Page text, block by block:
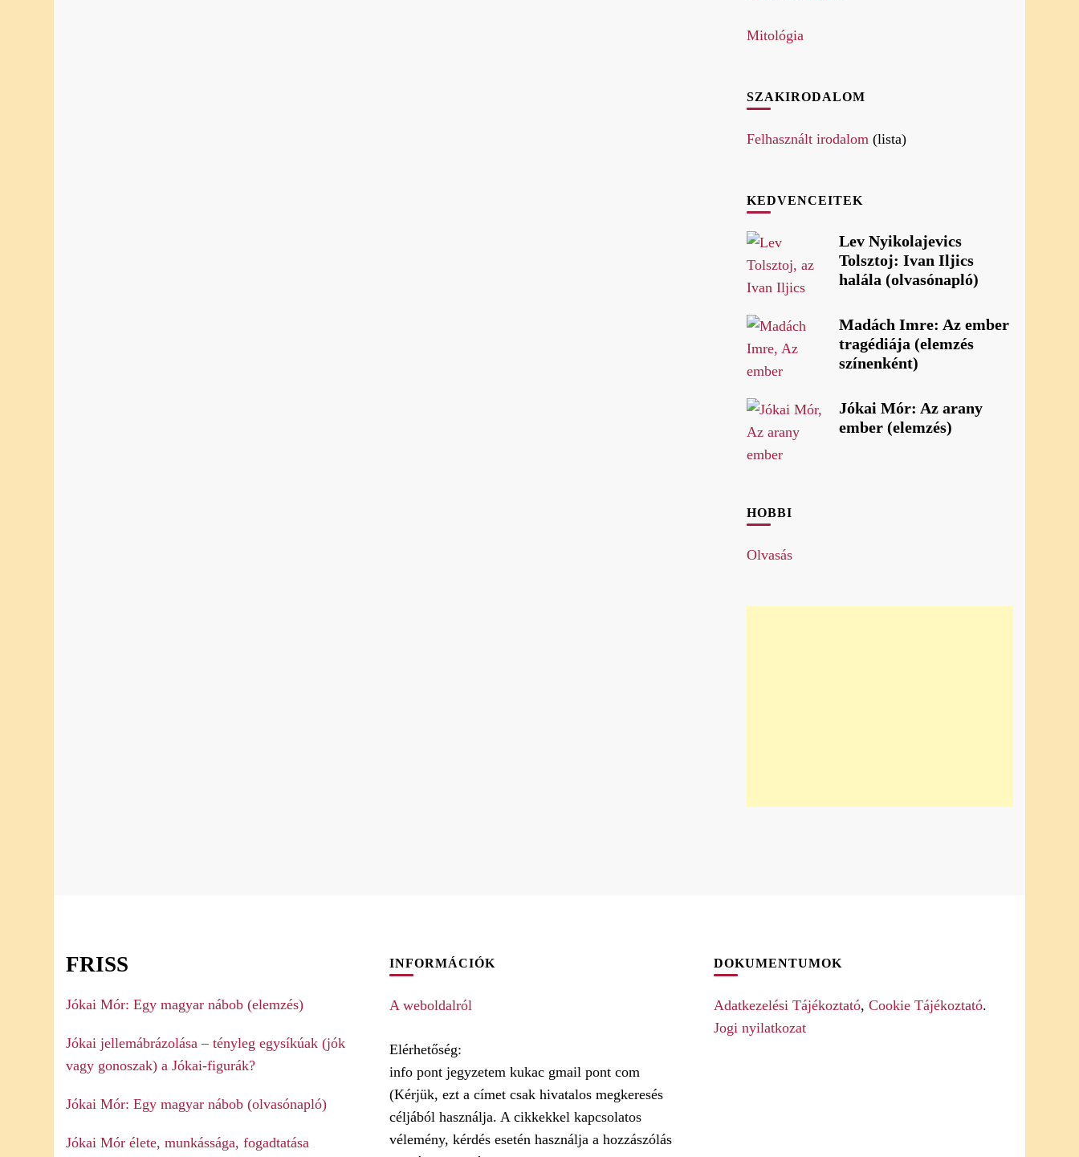
Mitológia
SZAKIRODALOM
Felhasznált irodalom(lista)
KEDVENCEITEK
Lev Nyikolajevics
Tolsztoj: Ivan Iljics
halála (olvasónapló)
Madách Imre: Az ember
tragédiája (elemzés
színenként)
Jókai Mór: Az arany
ember (elemzés)
HOBBI
Olvasás
FRISS
Jókai Mór: Egy magyar nábob (elemzés)
Jókai jellemábrázolása – tényleg egysíkúak (jók
vagy gonoszak) a Jókai-figurák?
Jókai Mór: Egy magyar nábob (olvasónapló)
Jókai Mór élete, munkássága, fogadtatása
INFORMÁCIÓK
A weboldalról
Elérhetőség:
info pont jegyzetem kukac gmail pont com
(Kérjük, ezt a címet csak hivatalos megkeresés
céljából használja. A cikkekkel kapcsolatos
vélemény, kérdés esetén használja a hozzászólás
DOKUMENTUMOK
Adatkezelési Tájékoztató, Cookie Tájékoztató.
Jogi nyilatkozat